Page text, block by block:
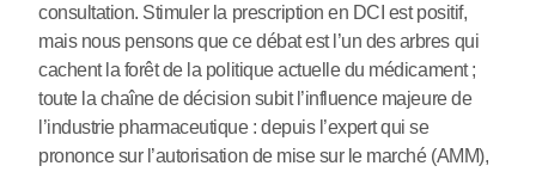
consultation. Stimuler la prescription en DCI est positif,
mais nous pensons que ce débat est l’un des arbres qui
cachent la forêt de la politique actuelle du médicament ;
toute la chaîne de décision subit l’influence majeure de
l’industrie pharmaceutique : depuis l’expert qui se
prononce sur l’autorisation de mise sur le marché (AMM),